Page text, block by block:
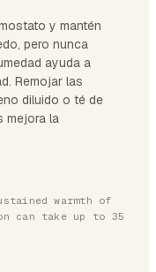
y mantén
pero nunca
ayuda a
Remojar las
diluido o té de
mejora la
warmth of
can take up to 35